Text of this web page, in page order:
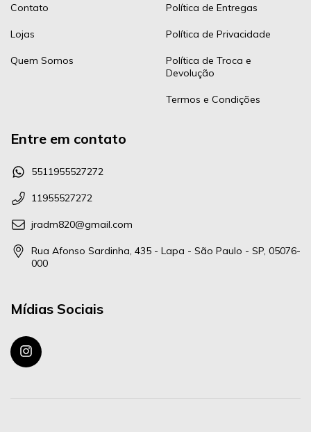
Contato
Lojas
Quem Somos
Política de Entregas
Política de Privacidade
Política de Troca e
Devolução
Termos e Condições
Entre em contato
5511955527272
11955527272
jradm820@gmail.com
Rua Afonso Sardinha, 435 - Lapa - São Paulo - SP, 05076-
000
Mídias Sociais